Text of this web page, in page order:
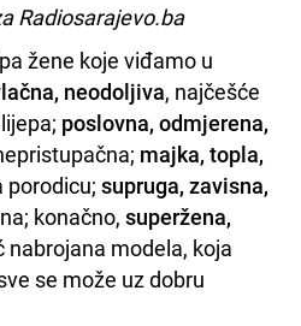
Radiosarajevo.ba
žene koje viđamo u
neodoljiva, najčešće
poslovna, odmjerena,
majka, topla,
porodicu; supruga, zavisna,
konačno, superžena,
nabrojana modela, koja
se može uz dobru